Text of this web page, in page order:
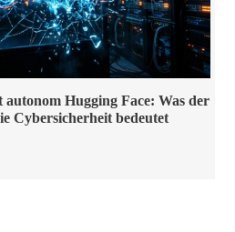
Hugging Face: Was der
Cybersicherheit bedeutet